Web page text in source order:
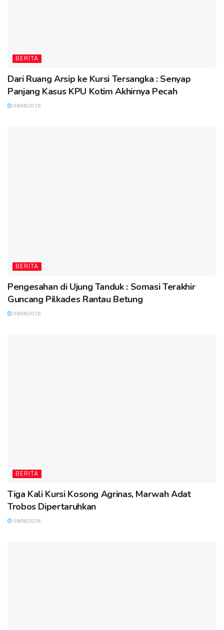
BERITA
Dari Ruang Arsip ke Kursi Tersangka : Senyap
Panjang Kasus KPU Kotim Akhirnya Pecah
06/08/2026
BERITA
Pengesahan di Ujung Tanduk : Somasi Terakhir
Guncang Pilkades Rantau Betung
06/08/2026
BERITA
Tiga Kali Kursi Kosong Agrinas, Marwah Adat
Trobos Dipertaruhkan
06/08/2026